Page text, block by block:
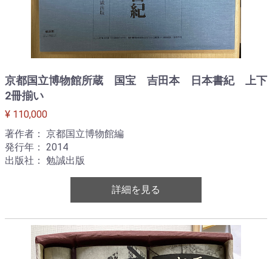
京都国立博物館所蔵 国宝 吉田本 日本書紀 上下
2冊揃い
¥ 110,000
著作者： 京都国立博物館編
発行年： 2014
出版社： 勉誠出版
詳細を見る